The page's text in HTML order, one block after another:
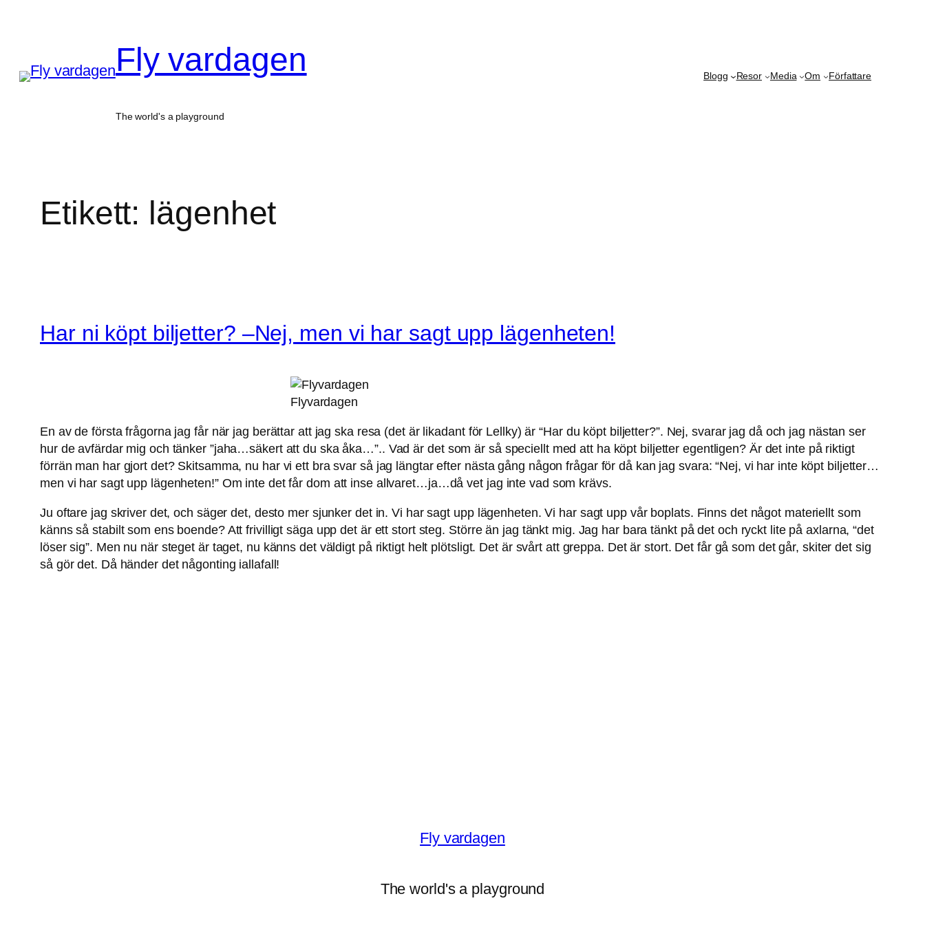
Fly vardagen
The world's a playground
Blogg Resor Media Om Författare
Etikett: lägenhet
Har ni köpt biljetter? –Nej, men vi har sagt upp lägenheten!
Flyvardagen
En av de första frågorna jag får när jag berättar att jag ska resa (det är likadant för Lellky) är “Har du köpt biljetter?”. Nej, svarar jag då och jag nästan ser
hur de avfärdar mig och tänker ”jaha…säkert att du ska åka…”.. Vad är det som är så speciellt med att ha köpt biljetter egentligen? Är det inte på riktigt
förrän man har gjort det? Skitsamma, nu har vi ett bra svar så jag längtar efter nästa gång någon frågar för då kan jag svara: “Nej, vi har inte köpt biljetter…
men vi har sagt upp lägenheten!” Om inte det får dom att inse allvaret…ja…då vet jag inte vad som krävs.
Ju oftare jag skriver det, och säger det, desto mer sjunker det in. Vi har sagt upp lägenheten. Vi har sagt upp vår boplats. Finns det något materiellt som
känns så stabilt som ens boende? Att frivilligt säga upp det är ett stort steg. Större än jag tänkt mig. Jag har bara tänkt på det och ryckt lite på axlarna, “det
löser sig”. Men nu när steget är taget, nu känns det väldigt på riktigt helt plötsligt. Det är svårt att greppa. Det är stort. Det får gå som det går, skiter det sig
så gör det. Då händer det någonting iallafall!
Fly vardagen
The world's a playground